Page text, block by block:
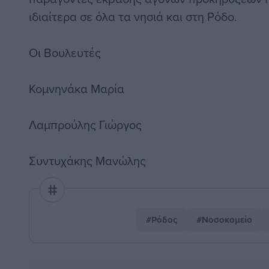
ιδιαίτερα σε όλα τα νησιά και στη Ρόδο.
Οι Βουλευτές
Κομνηνάκα Μαρία
Λαμπρούλης Γιώργος
Συντυχάκης Μανώλης
#Ρόδος #Νοσοκομείο